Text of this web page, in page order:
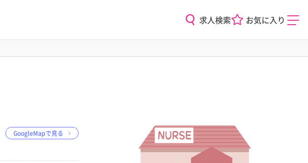
求人検索 お気に入り
GoogleMapで見る